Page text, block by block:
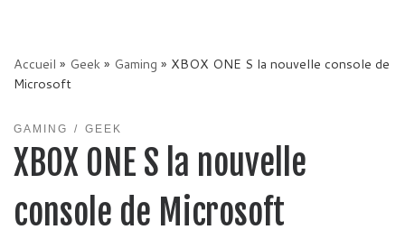
Accueil » Geek» Gaming » XBOX ONE S la nouvelle console de
Microsoft
GAMING GEEK
XBOX ONE S la nouvelle
console de Microsoft